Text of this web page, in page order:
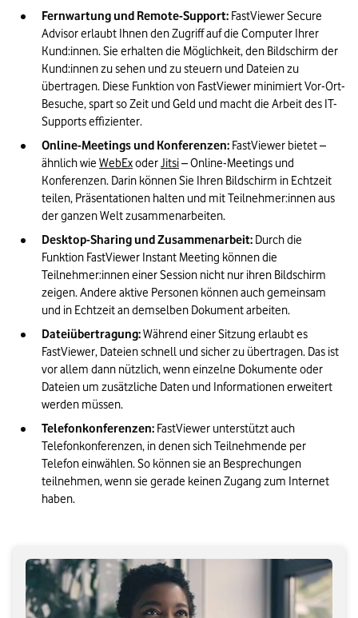
Fernwartung und Remote-Support: FastViewer Secure
Advisor erlaubt Ihnen den Zugriff auf die Computer Ihrer
Kund:innen. Sie erhalten die Möglichkeit, den Bildschirm der
Kund:innen zu sehen und zu steuern und Dateien zu
übertragen. Diese Funktion von FastViewer minimiert Vor-Ort-
Besuche, spart so Zeit und Geld und macht die Arbeit des IT-
Supports effizienter.
Online-Meetings und Konferenzen: FastViewer bietet –
ähnlich wie WebEx oder Jitsi – Online-Meetings und
Konferenzen. Darin können Sie Ihren Bildschirm in Echtzeit
teilen, Präsentationen halten und mit Teilnehmer:innen aus
der ganzen Welt zusammenarbeiten.
Desktop-Sharing und Zusammenarbeit: Durch die
Funktion FastViewer Instant Meeting können die
Teilnehmer:innen einer Session nicht nur ihren Bildschirm
zeigen. Andere aktive Personen können auch gemeinsam
und in Echtzeit an demselben Dokument arbeiten.
Dateiübertragung: Während einer Sitzung erlaubt es
FastViewer, Dateien schnell und sicher zu übertragen. Das ist
vor allem dann nützlich, wenn einzelne Dokumente oder
Dateien um zusätzliche Daten und Informationen erweitert
werden müssen.
Telefonkonferenzen: FastViewer unterstützt auch
Telefonkonferenzen, in denen sich Teilnehmende per
Telefon einwählen. So können sie an Besprechungen
teilnehmen, wenn sie gerade keinen Zugang zum Internet
haben.